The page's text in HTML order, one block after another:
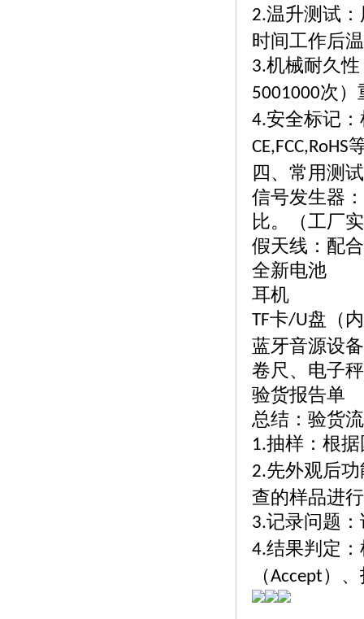
2.温升测试
时间工作后
3.机械耐久
5001000次）
4.安全标记
CE,FCC,RoHS
四、常用测
信号发生器
比。（工厂
假天线：配
全新电池
耳机
TF卡/U盘（
蓝牙音源设
卷尺、电子秤
验货报告单
总结：验货
1.抽样：根
2.先外观后
查的样品进
3.记录问题
4.结果判定
（Accept）